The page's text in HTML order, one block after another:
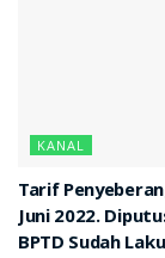
KANAL
Tarif
Juni 2022.
BPTD Sudah